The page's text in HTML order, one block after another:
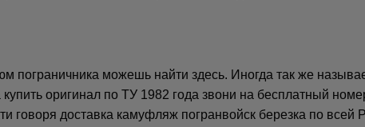
пограничника можешь найти здесь. Иногда так же
оригинал по ТУ 1982 года звони на бесплатный
говоря доставка камуфляж погранвойск березка по всей